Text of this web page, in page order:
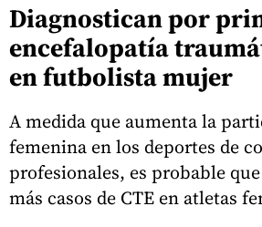
Diagnostican por
encefalopatía
en futbolista mujer
A medida que aumenta la
femenina en los deportes de
profesionales, es probable
más casos de CTE en atletas